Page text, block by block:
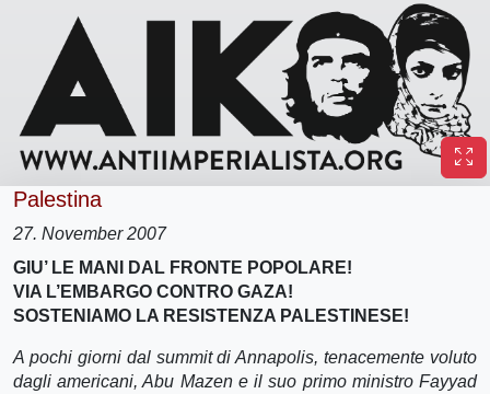
Palestina
27. November 2007
GIU’ LE MANI DAL FRONTE POPOLARE!
VIA L’EMBARGO CONTRO GAZA!
SOSTENIAMO LA RESISTENZA PALESTINESE!
A pochi giorni dal summit di Annapolis, tenacemente voluto
dagli americani, Abu Mazen e il suo primo ministro Fayyad